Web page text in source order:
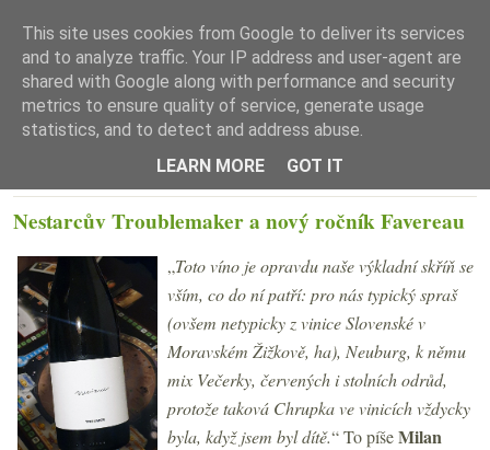
☰ Menu
Nestarcův Troublemaker a nový ročník Favereau
„Toto víno je opravdu naše výkladní skříň se
vším, co do ní patří: pro nás typický spraš
(ovšem netypicky z vinice Slovenské v
Moravském Žižkově, ha), Neuburg, k němu
mix Večerky, červených i stolních odrůd,
protože taková Chrupka ve vinicích vždycky
byla, když jsem byl dítě.“ To píšeMilan
This site uses cookies from Google to deliver its services
and to analyze traffic. Your IP address and user-agent are
shared with Google along with performance and security
metrics to ensure quality of service, generate usage
statistics, and to detect and address abuse.
LEARN MORE
GOT IT